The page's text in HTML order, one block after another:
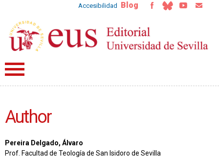
Accesibilidad Blog
Author
Pereira Delgado, Álvaro
Prof. Facultad de Teología de San Isidoro de Sevilla